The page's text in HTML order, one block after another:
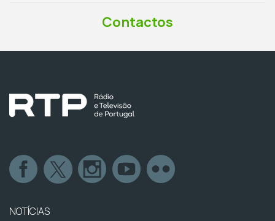
Contactos
NOTÍCIAS